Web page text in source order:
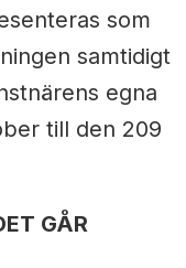
som
samtidigt
egna
till den 209
GÅR